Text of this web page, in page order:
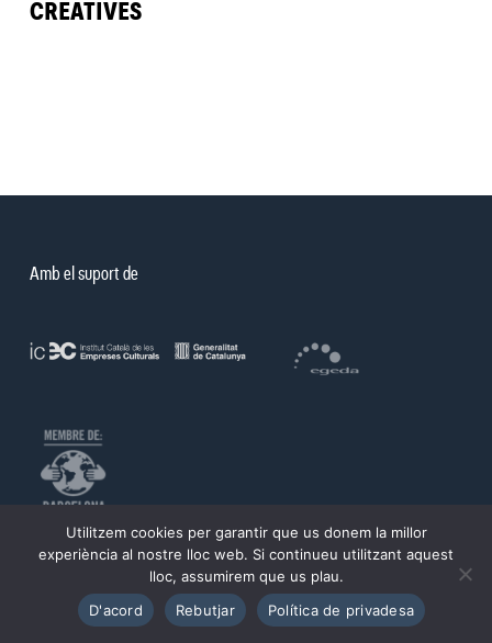
CREATIVES
Amb el suport de
©PROA 2026.
Política de privadesa Avís legal
Utilitzem cookies per garantir que us donem la millor
experiència al nostre lloc web. Si continueu utilitzant aquest
lloc, assumirem que us plau.
D'acord
Rebutjar Política de privadesa